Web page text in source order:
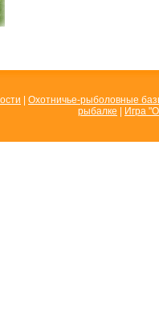
Охотничье-рыболовные
рыбалке
Игра